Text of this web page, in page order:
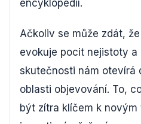
encyklopedií.
Ačkoliv se může zdát,
evokuje pocit nejistoty a
skutečnosti nám otevírá
oblasti objevování. To,
být zítra klíčem k novým